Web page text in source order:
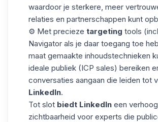
waardoor je sterkere, meer
relaties en partnerschappen kunt
⚙️ Met precieze targeting tools
Navigator als je daar toegang toe
maat gemaakte inhoudstechnieken
ideale publiek (ICP sales) bereiken
conversaties aangaan die leiden tot
LinkedIn.
Tot slot biedt LinkedIn een
zichtbaarheid voor experts die